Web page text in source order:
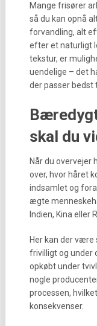
Mange frisører
så du kan opnå
forvandling, alt
efter et naturligt
tekstur, er
uendelige – det
der passer bedst
skal du
Når du overvejer
over, hvor håret
indsamlet og
ægte
Indien, Kina eller
Her kan der
frivilligt og under
opkøbt under
nogle
processen,
konsekvenser.